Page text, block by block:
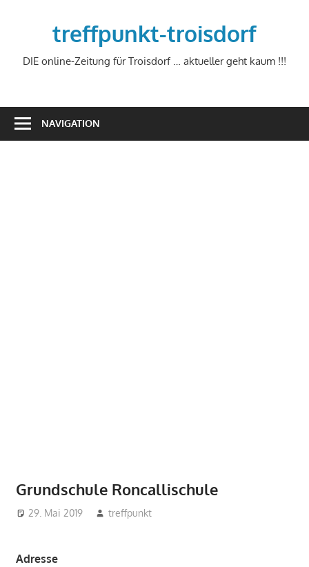
treffpunkt-troisdorf
DIE online-Zeitung für Troisdorf … aktueller geht kaum !!!
NAVIGATION
Grundschule Roncallischule
29. Mai 2019 treffpunkt
Adresse